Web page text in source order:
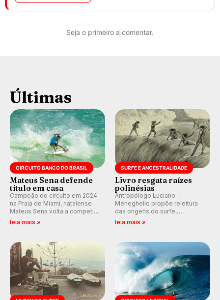
Seja o primeiro a comentar.
Últimas
CIRCUITO BANCO DO BRASIL
Mateus Sena defende
título em casa
Campeão do circuito em 2024
na Praia de Miami, natalense
Mateus Sena volta a competir
em casa em busca de manter a
leia mais »
SURFE E ANCESTRALIDADE
Livro resgata raízes
polinésias
Antropólogo Luciano
Meneghello propõe releitura
das origens do surfe,
resgatando a cultura polinésia
prática em esporte e indústria.
leia mais »